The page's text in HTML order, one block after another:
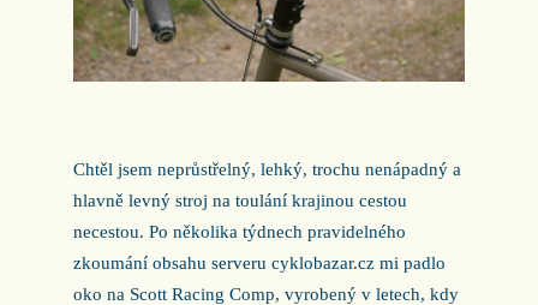
Chtěl jsem neprůstřelný, lehký, trochu nenápadný a
hlavně levný stroj na toulání krajinou cestou
necestou. Po několika týdnech pravidelného
zkoumání obsahu serveru cyklobazar.cz mi padlo
oko na Scott Racing Comp, vyrobený v letech, kdy